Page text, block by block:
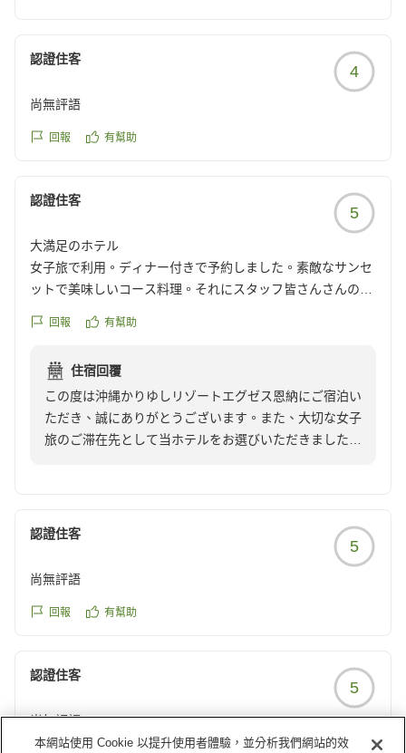
し、スタッフ一同大変嬉しく拝読いたしました。また、
コストパフォーマンスにつきましてもご満足いただけた
とのこと、光栄に存じます。
当ホテルでは、全室59.7以上のゆとりある客室や全室オ
格以上の価値を感じていただけるご滞在を目指しており
ます。そのような中で、この上ないお言葉を頂戴できま
したことは、私どもにとって大きな励みでございます。
「またぜひ行きたい」とのお言葉にお応えできるよう、
これからも快適な空間と心のこもったサービスのご提供
また沖縄へお越しの際には、ぜひ当ホテルでゆったりと
したひとときをお過ごしくださいませ。スタッフ一同、
再びお迎えできます日を心よりお待ち申し上げておりま
す。
認證住客
4
尚無評語
回報 有幫助
認證住客
5
大満足のホテル
女子旅で利用。ディナー付きで予約しました。素敵なサンセ
ットで美味しいコース料理。それにスタッフ皆さんさんの対
ェアまで完備。
駐車場もバレーパーキングサービスで完璧でした。
reviewId=33123478174756
回報 有幫助
住宿回覆
この度は沖縄かりゆしリゾートエグゼス恩納にご宿泊い
ただき、誠にありがとうございます。また、大切な女子
旅のご滞在先として当ホテルをお選びいただきましたこ
大変嬉しく拝読いたしました。ディナーでは美しいサン
セットとともにコース料理をお楽しみいただき、さらに
スタッフの対応につきましても温かいお褒めのお言葉を
ひとときをお過ごしいただけるよう努めておりますの
また、お部屋につきましてもご満足いただけたようで何
よりでございます。当ホテルの客室は全室59.7以上の広
さを備えており、ゆったりとした空間の中で快適にお過
ごしいただけるよう設計しております。洗面台やマッサ
認證住客
5
尚無評語
回報 有幫助
認證住客
5
尚無評語
本網站使用 Cookie 以提升使用者體驗，並分析我們網站的效